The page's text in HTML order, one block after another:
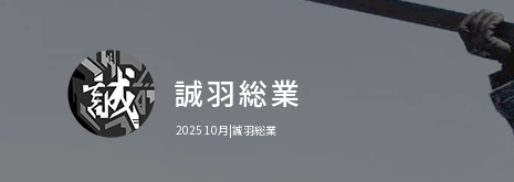
2025 10月|誠羽総業